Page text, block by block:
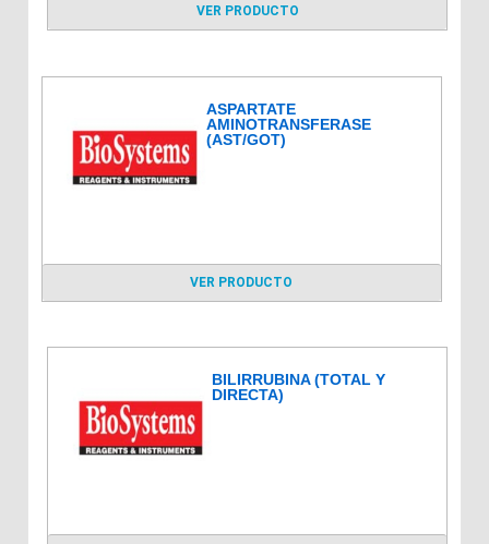
VER PRODUCTO
ASPARTATE
AMINOTRANSFERASE
(AST/GOT)
VER PRODUCTO
BILIRRUBINA (TOTAL Y
DIRECTA)